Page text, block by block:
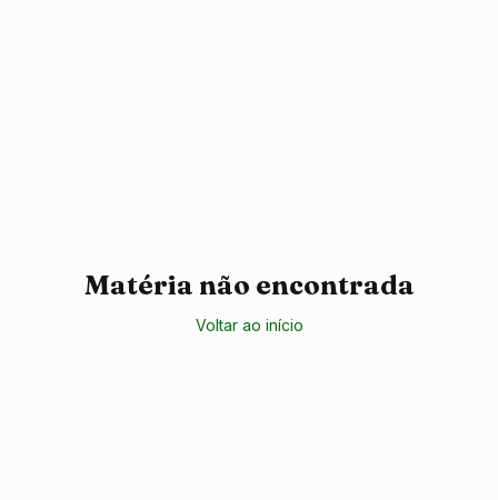
Matéria não encontrada
Voltar ao início